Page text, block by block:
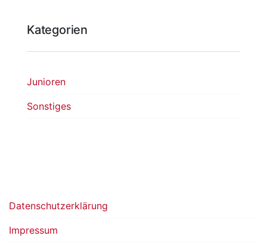
Kategorien
Junioren
Sonstiges
Datenschutzerklärung
Impressum